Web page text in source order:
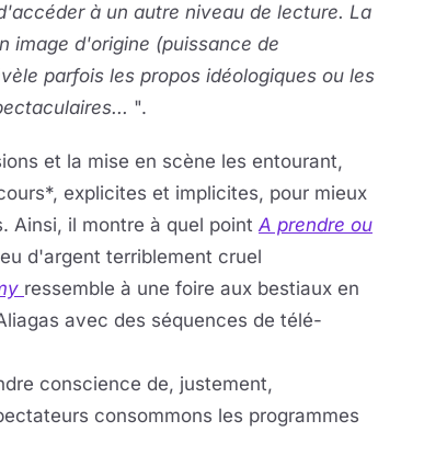
à un autre niveau de lecture. La
image d'origine (puissance de
parfois les propos idéologiques ou les
".
et la mise en scène les entourant,
explicites et implicites, pour mieux
Ainsi, il montre à quel pointA prendre ou
d'argent terriblement cruel
ressemble à une foire aux bestiaux en
avec des séquences de télé-
conscience de, justement,
consommons les programmes